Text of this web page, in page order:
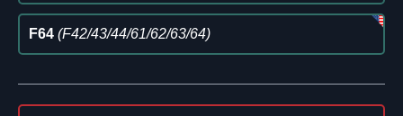
F64 (F42/43/44/61/62/63/64)